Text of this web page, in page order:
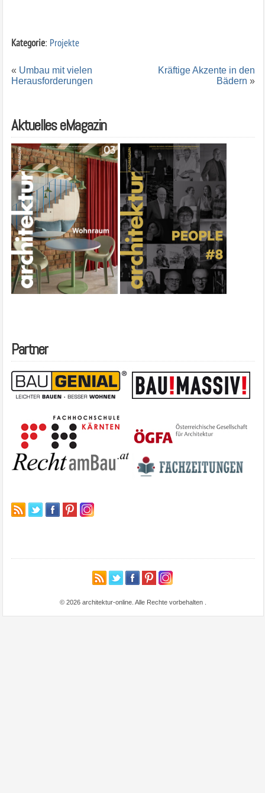
Kategorie: Projekte
« Umbau mit vielen
Herausforderungen
Kräftige Akzente in den
Bädern »
Aktuelles eMagazin
Partner
© 2026 architektur-online. Alle Rechte vorbehalten